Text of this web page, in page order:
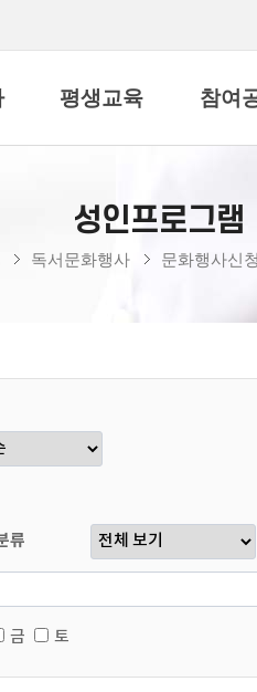
평생교육 참여
성인프로그램
독서문화행사 문화행사신청
류
금 토